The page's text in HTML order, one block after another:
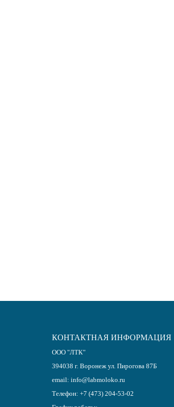
КОНТАКТНАЯ ИНФОРМАЦИЯ
ООО "ЛТК"
394038 г. Воронеж ул. Пирогова 87Б
email: info@labmoloko.ru
Телефон: +7 (473) 204-53-02